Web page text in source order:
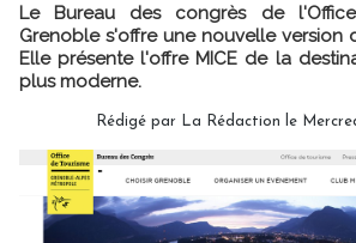
Le Bureau des congrès de
Grenoble s'offre une nouvelle version
Elle présente l'offre MICE de la
plus moderne.
Rédigé par La Rédaction le